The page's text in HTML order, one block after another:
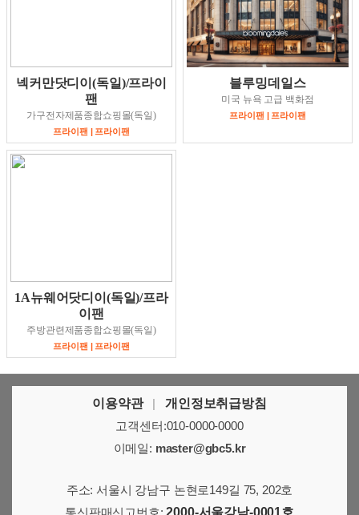
넥커만닷디이(독일)/프라이
팬
가구전자제품종합쇼핑몰(독일)
프라이팬 | 프라이팬
블루밍데일스
미국 뉴욕 고급 백화점
프라이팬 | 프라이팬
1A뉴웨어닷디이(독일)/프라
이팬
주방관련제품종합쇼핑몰(독일)
프라이팬 | 프라이팬
이용약관 |
개인정보취급방침
고객센터:010-0000-0000
이메일: master@gbc5.kr
주소: 서울시 강남구 논현로149길 75, 202호
통신판매신고번호:2000-서울강남-0001호